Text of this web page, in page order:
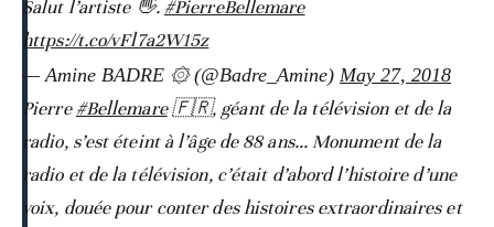
Salut l’artiste 👋. #PierreBellemare
https://t.co/vFl7a2W15z
— Amine BADRE ۞ (@Badre_Amine) May 27, 2018
Pierre#Bellemare🇫🇷, géant de la télévision et de la
radio, s’est éteint à l’âge de 88 ans… Monument de la
radio et de la télévision, c’était d’abord l’histoire d’une
voix, douée pour conter des histoires extraordinaires et